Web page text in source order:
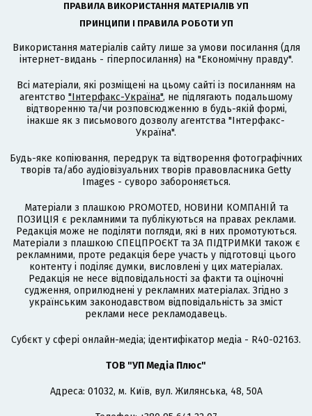
ПРАВИЛА ВИКОРИСТАННЯ МАТЕРІАЛІВ УП
ПРИНЦИПИ І ПРАВИЛА РОБОТИ УП
Використання матеріалів сайту лише за умови посилання (для
інтернет-видань - гіперпосилання) на "Економічну правду".
Всі матеріали, які розміщені на цьому сайті із посиланням на
агентство "Інтерфакс-Україна", не підлягають подальшому
відтворенню та/чи розповсюдженню в будь-якій формі,
інакше як з письмового дозволу агентства "Інтерфакс-
Україна".
Будь-яке копіювання, передрук та відтворення фотографічних
творів та/або аудіовізуальних творів правовласника Getty
Images - суворо забороняється.
Матеріали з плашкою PROMOTED, НОВИНИ КОМПАНІЙ та
ПОЗИЦІЯ є рекламними та публікуються на правах реклами.
Редакція може не поділяти погляди, які в них промотуються.
Матеріали з плашкою СПЕЦПРОЄКТ та ЗА ПІДТРИМКИ також є
рекламними, проте редакція бере участь у підготовці цього
контенту і поділяє думки, висловлені у цих матеріалах.
Редакція не несе відповідальності за факти та оціночні
судження, оприлюднені у рекламних матеріалах. Згідно з
українським законодавством відповідальність за зміст
реклами несе рекламодавець.
Cубєкт у сфері онлайн-медіа; ідентифікатор медіа - R40-02163.
ТОВ "УП Медіа Плюс"
Адреса: 01032, м. Київ, вул. Жилянська, 48, 50А